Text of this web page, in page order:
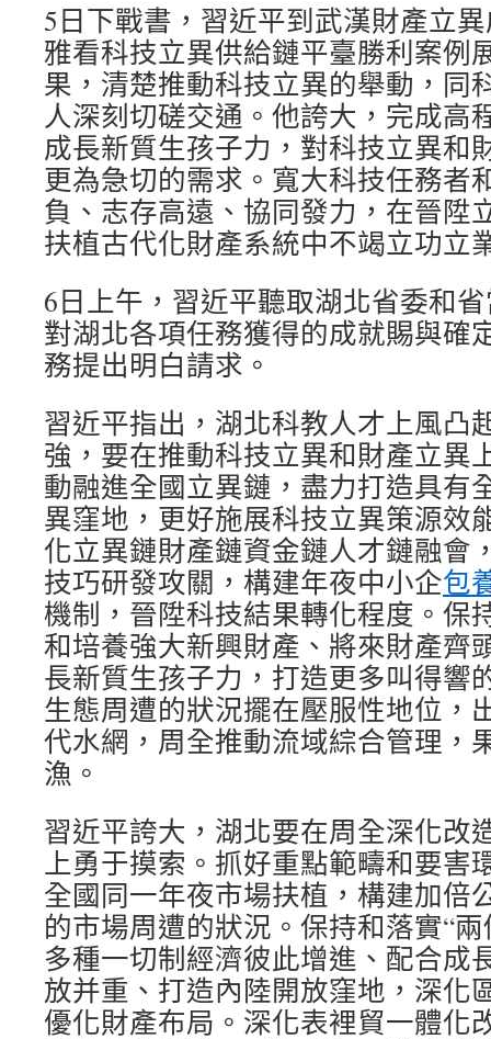
5日下戰書，習近平到武漢財產立
雅看科技立異供給鏈平臺勝利案例
果，清楚推動科技立異的舉動，同
人深刻切磋交通。他誇大，完成高
成長新質生孩子力，對科技立異和
更為急切的需求。寬大科技任務者
負、志存高遠、協同發力，在晉陞
扶植古代化財產系統中不竭立功立
6日上午，習近平聽取湖北省委和
對湖北各項任務獲得的成就賜與確
務提出明白請求。
習近平指出，湖北科教人才上風凸
強，要在推動科技立異和財產立異
動融進全國立異鏈，盡力打造具有
異窪地，更好施展科技立異策源效
化立異鏈財產鏈資金鏈人才鏈融會
技巧研發攻關，構建年夜中小企包
機制，晉陞科技結果轉化程度。保
和培養強大新興財產、將來財產齊
長新質生孩子力，打造更多叫得響
生態周遭的狀況擺在壓服性地位，
代水網，周全推動流域綜合管理，
漁。
習近平誇大，湖北要在周全深化改
上勇于摸索。抓好重點範疇和要害
全國同一年夜市場扶植，構建加倍
的市場周遭的狀況。保持和落實“
多種一切制經濟彼此增進、配合成
放并重、打造內陸開放窪地，深化
優化財產布局。深化表裡貿一體化